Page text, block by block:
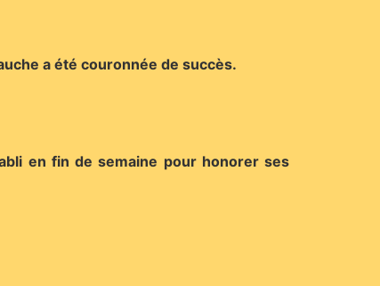
a été couronnée de succès.
en fin de semaine pour honorer ses